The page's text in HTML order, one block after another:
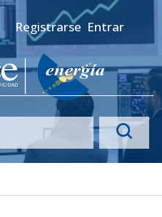
Registrarse Entrar